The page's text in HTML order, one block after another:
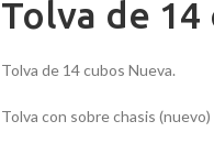
Tolva de 14
Tolva de 14 cubos Nueva.
Tolva con sobre chasis (nuevo)